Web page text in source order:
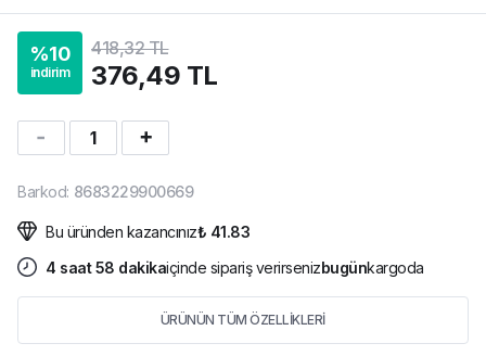
%10
indirim
418,32 TL
376,49 TL
1
Barkod: 8683229900669
Bu üründen kazancınız₺ 41.83
4 saat 58 dakikaiçinde sipariş verirsenizbugünkargoda
ÜRÜNÜN TÜM ÖZELLİKLERİ